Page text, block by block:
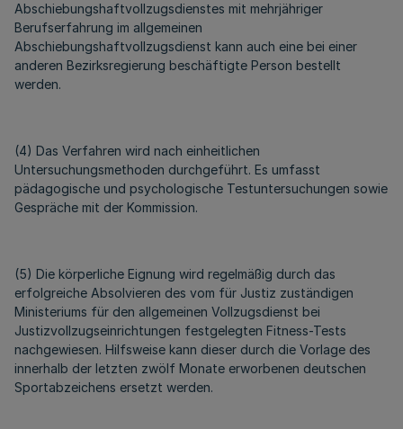
Abschiebungshaftvollzugsdienstes mit mehrjähriger
Berufserfahrung im allgemeinen
Abschiebungshaftvollzugsdienst kann auch eine bei einer
anderen Bezirksregierung beschäftigte Person bestellt
werden.
(4) Das Verfahren wird nach einheitlichen
Untersuchungsmethoden durchgeführt. Es umfasst
pädagogische und psychologische Testuntersuchungen sowie
Gespräche mit der Kommission.
(5) Die körperliche Eignung wird regelmäßig durch das
erfolgreiche Absolvieren des vom für Justiz zuständigen
Ministeriums für den allgemeinen Vollzugsdienst bei
Justizvollzugseinrichtungen festgelegten Fitness-Tests
nachgewiesen. Hilfsweise kann dieser durch die Vorlage des
innerhalb der letzten zwölf Monate erworbenen deutschen
Sportabzeichens ersetzt werden.